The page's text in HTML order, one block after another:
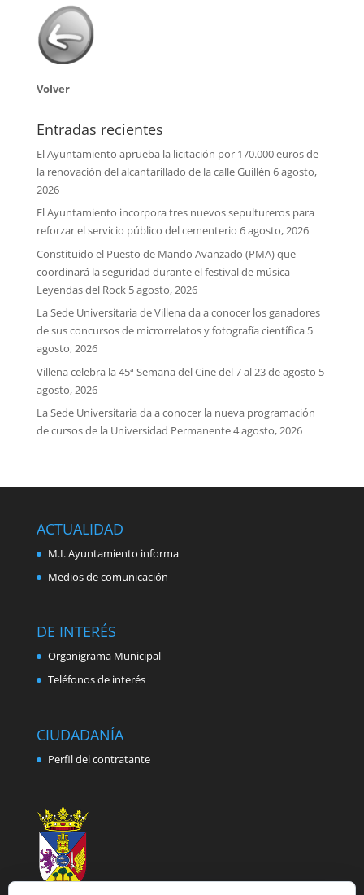
Volver
Entradas recientes
El Ayuntamiento aprueba la licitación por 170.000 euros de
la renovación del alcantarillado de la calle Guillén 6 agosto,
2026
El Ayuntamiento incorpora tres nuevos sepultureros para
reforzar el servicio público del cementerio 6 agosto, 2026
Constituido el Puesto de Mando Avanzado (PMA) que
coordinará la seguridad durante el festival de música
Leyendas del Rock 5 agosto, 2026
La Sede Universitaria de Villena da a conocer los ganadores
de sus concursos de microrrelatos y fotografía científica 5
agosto, 2026
Villena celebra la 45ª Semana del Cine del 7 al 23 de agosto 5
agosto, 2026
La Sede Universitaria da a conocer la nueva programación
de cursos de la Universidad Permanente4 agosto, 2026
ACTUALIDAD
M.I. Ayuntamiento informa
Medios de comunicación
DE INTERÉS
Organigrama Municipal
Teléfonos de interés
CIUDADANÍA
Perfil del contratante